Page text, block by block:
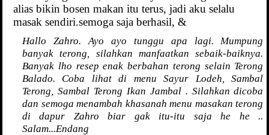
alias bikin bosen makan itu terus, jadi aku selalu
masak sendiri.semoga saja berhasil, &
Hallo Zahro. Ayo ayo tunggu apa lagi. Mumpung
banyak terong, silahkan manfaatkan sebaik-baiknya.
Banyak lho resep enak berbahan terong selain Terong
Balado. Coba lihat di menu Sayur Lodeh, Sambal
Terong, Sambal Terong Ikan Jambal . Silahkan dicoba
dan semoga menambah khasanah menu masakan terong
di dapur Zahro biar gak itu-itu saja he he ..
Salam...Endang